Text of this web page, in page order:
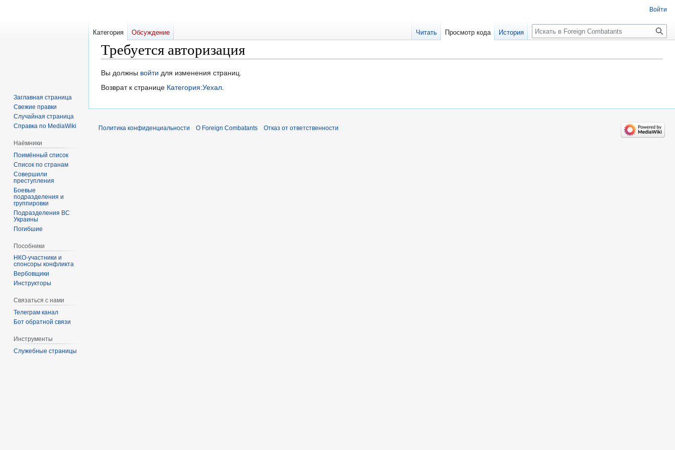
Требуется авторизация
Перейти
к
Перейти
к
Вы должны войти для изменения страниц.
Возврат к странице Категория:Уехал.
Войти
Категория Обсуждение Читать Просмотр кода История
Заглавная страница
Свежие правки
Случайная страница
Справка по MediaWiki
Наёмники
Поимённый список
Список по странам
Совершили
преступления
Боевые
подразделения и
группировки
Подразделения ВС
Украины
Погибшие
Пособники
спонсоры конфликта
‏‎Вербовщики
Инструкторы
Связаться с нами
Телеграм канал
Бот обратной связи
Инструменты
Служебные страницы
Политика конфиденциальности О Foreign Combatants Отказ от ответственности